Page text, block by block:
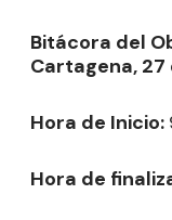
Bitácora del
Cartagena, 27
Hora de Inicio:
Hora de